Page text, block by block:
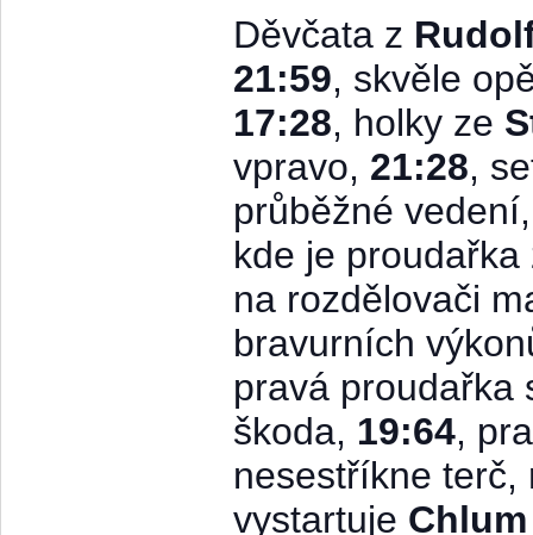
Děvčata z
21:59, skvěle
17:28, holky ze
vpravo, 21:28,
průběžné
kde je
na rozdělovači
bravurních
pravá proudařka
škoda, 19:64,
nesestříkne terč,
vystartuje